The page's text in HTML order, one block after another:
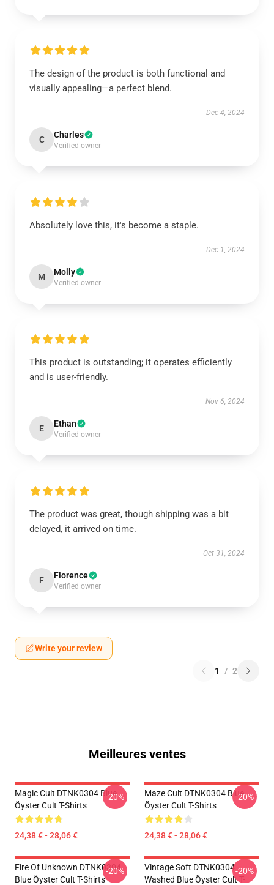
The design of the product is both functional and
visually appealing—a perfect blend.
Dec 4, 2024
C Charles
Verified owner
Absolutely love this, it's become a staple.
Dec 1, 2024
M Molly
Verified owner
This product is outstanding; it operates efficiently
and is user-friendly.
Nov 6, 2024
E Ethan
Verified owner
The product was great, though shipping was a bit
delayed, it arrived on time.
Oct 31, 2024
F Florence
Verified owner
Write your review
1 / 2
Meilleures ventes
Magic Cult DTNK0304 Blue
Öyster Cult T-Shirts
24,38 € - 28,06 €
-20%
Maze Cult DTNK0304 Blue
Öyster Cult T-Shirts
24,38 € - 28,06 €
-20%
Fire Of Unknown DTNK0304
Blue Öyster Cult T-Shirts
-20%
Vintage Soft DTNK0304
Washed Blue Öyster Cult T-
-20%